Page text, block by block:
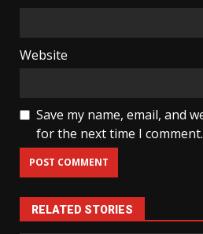
Website
Save my name, email, and
for the next time I comment.
RELATED STORIES